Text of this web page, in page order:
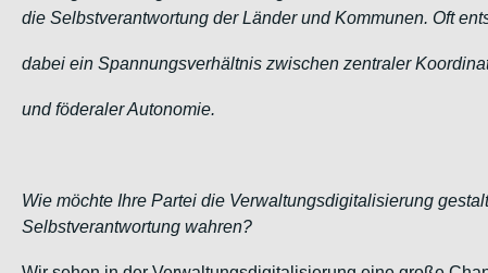
die Selbstverantwortung der Länder und Kommunen. Oft
dabei ein Spannungsverhältnis zwischen zentraler
und föderaler Autonomie.
Wie möchte Ihre Partei die Verwaltungsdigitalisierung
Selbstverantwortung wahren?